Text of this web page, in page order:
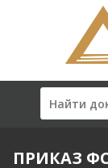
ПРИКАЗ